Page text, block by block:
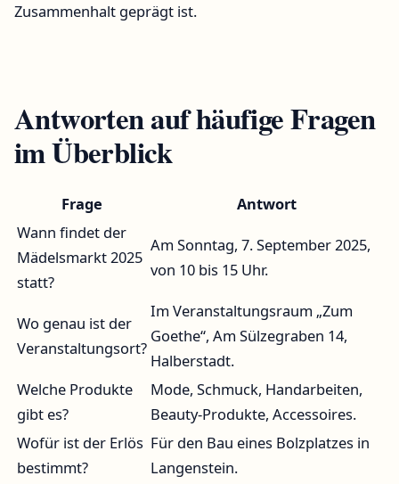
Zusammenhalt geprägt ist.
Antworten auf häufige Fragen
im Überblick
Frage
Antwort
Wann findet der
Mädelsmarkt 2025
statt?
Am Sonntag, 7. September 2025,
von 10 bis 15 Uhr.
Wo genau ist der
Veranstaltungsort?
Im Veranstaltungsraum „Zum
Goethe“, Am Sülzegraben 14,
Halberstadt.
Welche Produkte
gibt es?
Mode, Schmuck, Handarbeiten,
Beauty-Produkte, Accessoires.
Wofür ist der Erlös
bestimmt?
Für den Bau eines Bolzplatzes in
Langenstein.